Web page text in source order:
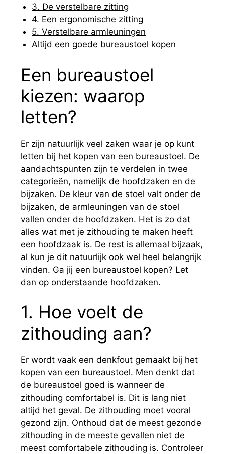
3. De verstelbare zitting
4. Een ergonomische zitting
5. Verstelbare armleuningen
Altijd een goede bureaustoel kopen
Een bureaustoel
kiezen: waarop
letten?
Er zijn natuurlijk veel zaken waar je op kunt
letten bij het kopen van een bureaustoel. De
aandachtspunten zijn te verdelen in twee
categorieën, namelijk de hoofdzaken en de
bijzaken. De kleur van de stoel valt onder de
bijzaken, de armleuningen van de stoel
vallen onder de hoofdzaken. Het is zo dat
alles wat met je zithouding te maken heeft
een hoofdzaak is. De rest is allemaal bijzaak,
al kun je dit natuurlijk ook wel heel belangrijk
vinden. Ga jij een bureaustoel kopen? Let
dan op onderstaande hoofdzaken.
1. Hoe voelt de
zithouding aan?
Er wordt vaak een denkfout gemaakt bij het
kopen van een bureaustoel. Men denkt dat
de bureaustoel goed is wanneer de
zithouding comfortabel is. Dit is lang niet
altijd het geval. De zithouding moet vooral
gezond zijn. Onthoud dat de meest gezonde
zithouding in de meeste gevallen niet de
meest comfortabele zithouding is. Controleer